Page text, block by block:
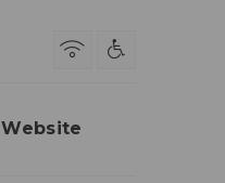
Website